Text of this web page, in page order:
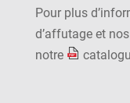
Pour plus
d’affutage et
notre